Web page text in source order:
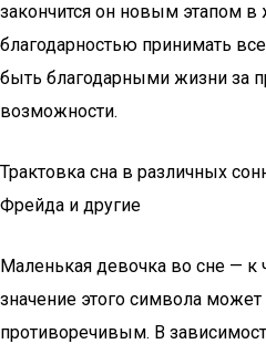
закончится он новым этапом в
благодарностью принимать
быть благодарными жизни за
возможности.
Трактовка сна в различных
Фрейда и другие
Маленькая девочка во сне — к
значение этого символа
противоречивым. В